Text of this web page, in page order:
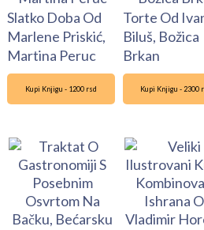
Slatko Doba Od
Marlene Priskić,
Martina Peruc
Torte Od
Biluš, Božica
Brkan
Kupi Knjigu - 1200 rsd Kupi Knjigu - 2300